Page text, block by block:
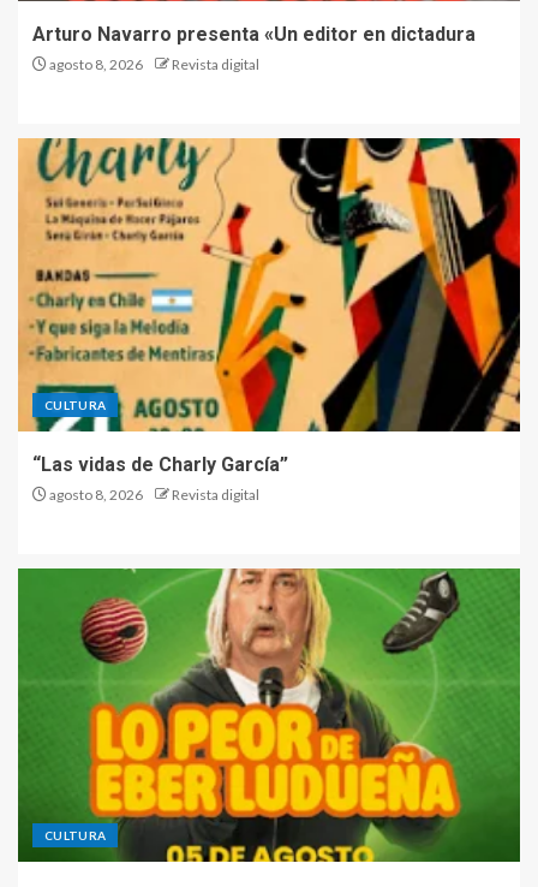
Arturo Navarro presenta «Un editor en dictadura
agosto 8, 2026 Revista digital
CULTURA
“Las vidas de Charly García”
agosto 8, 2026 Revista digital
CULTURA